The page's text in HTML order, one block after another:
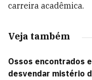
carreira acadêmica.
Veja também
Ossos encontrados
desvendar mistério